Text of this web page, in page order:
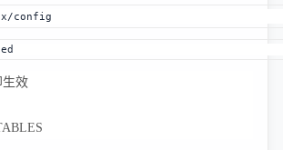
config
生效